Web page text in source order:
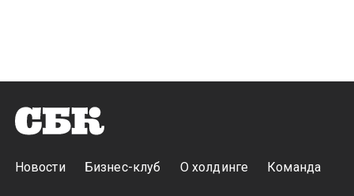
Новости Бизнес-клуб О холдинге Команда